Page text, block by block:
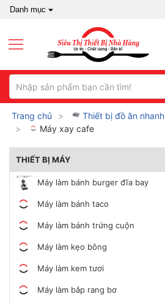
Danh mục
Trang chủ Thiết bị đồ ăn nhanh
Máy xay cafe
THIẾT BỊ MÁY
Máy làm bánh burger đĩa bay
Máy làm bánh taco
Máy làm bánh trứng cuộn
Máy làm kẹo bông
Máy làm kem tươi
Máy làm bắp rang bơ